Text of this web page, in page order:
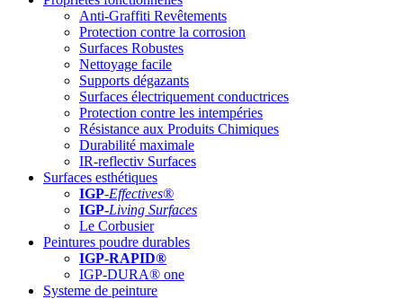
Anti-Graffiti Revêtements
Protection contre la corrosion
Surfaces Robustes
Nettoyage facile
Supports dégazants
Surfaces électriquement conductrices
Protection contre les intempéries
Résistance aux Produits Chimiques
Durabilité maximale
IR-reflectiv Surfaces
Surfaces esthétiques
IGP-Effectives®
IGP-Living Surfaces
Le Corbusier
Peintures poudre durables
IGP-RAPID®
IGP-DURA® one
Systeme de peinture